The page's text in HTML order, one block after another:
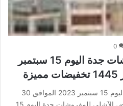
0
عروض الآشلي للمفروشات جدة اليوم 15 سبتمبر
عروض الآشلي للمفروشات جدة اليوم 15 سبتمبر 2023 الموافق 30